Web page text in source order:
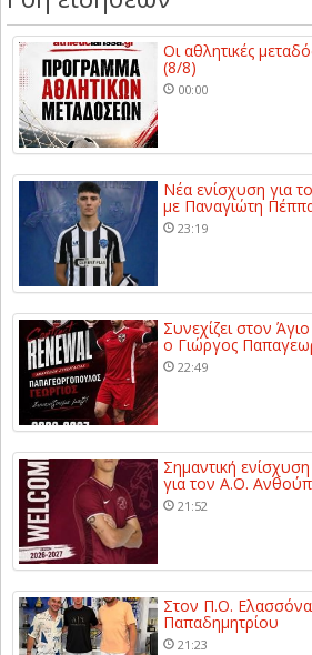
Οι αθλητικές
(8/8)
00:00
Νέα ενίσχυση για
με Παναγιώτη
23:19
Συνεχίζει στον
ο Γιώργος
22:49
Σημαντική
για τον Α.Ο.
21:52
Στον Π.Ο.
Παπαδημητρίου
21:23